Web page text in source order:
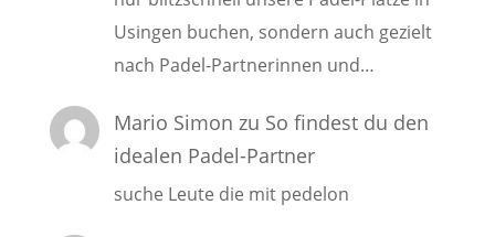
Usingen buchen, sondern auch gezielt
nach Padel-Partnerinnen und…
Mario Simon zu So findest du den
idealen Padel-Partner
suche Leute die mit pedelon